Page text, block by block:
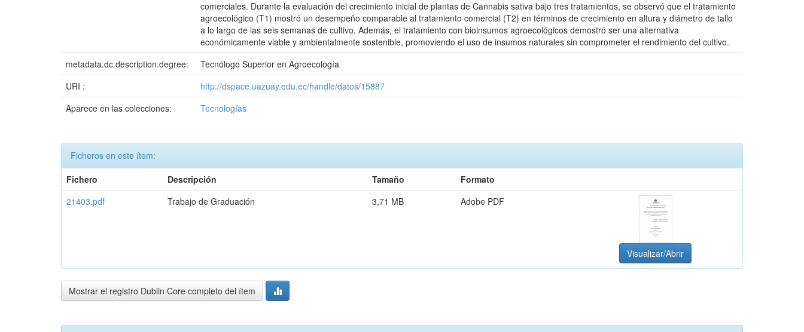
comerciales. Durante la evaluación del crecimiento inicial de plantas de Cannabis sativa bajo tres tratamientos, se observó que el tratamiento
agroecológico (T1) mostró un desempeño comparable al tratamiento comercial (T2) en términos de crecimiento en altura y diámetro de tallo
a lo largo de las seis semanas de cultivo. Además, el tratamiento con bioinsumos agroecológicos demostró ser una alternativa
económicamente viable y ambientalmente sostenible, promoviendo el uso de insumos naturales sin comprometer el rendimiento del cultivo.
metadata.dc.description.degree:
Tecnólogo Superior en Agroecología
URI :
http://dspace.uazuay.edu.ec/handle/datos/15887
Aparece en las colecciones:
Tecnologías
Ficheros en este ítem:
Fichero
Descripción Tamaño
Formato
21403.pdf
Trabajo de Graduación 3,71 MB Adobe PDF
Visualizar/Abrir
Mostrar el registro Dublin Core completo del ítem